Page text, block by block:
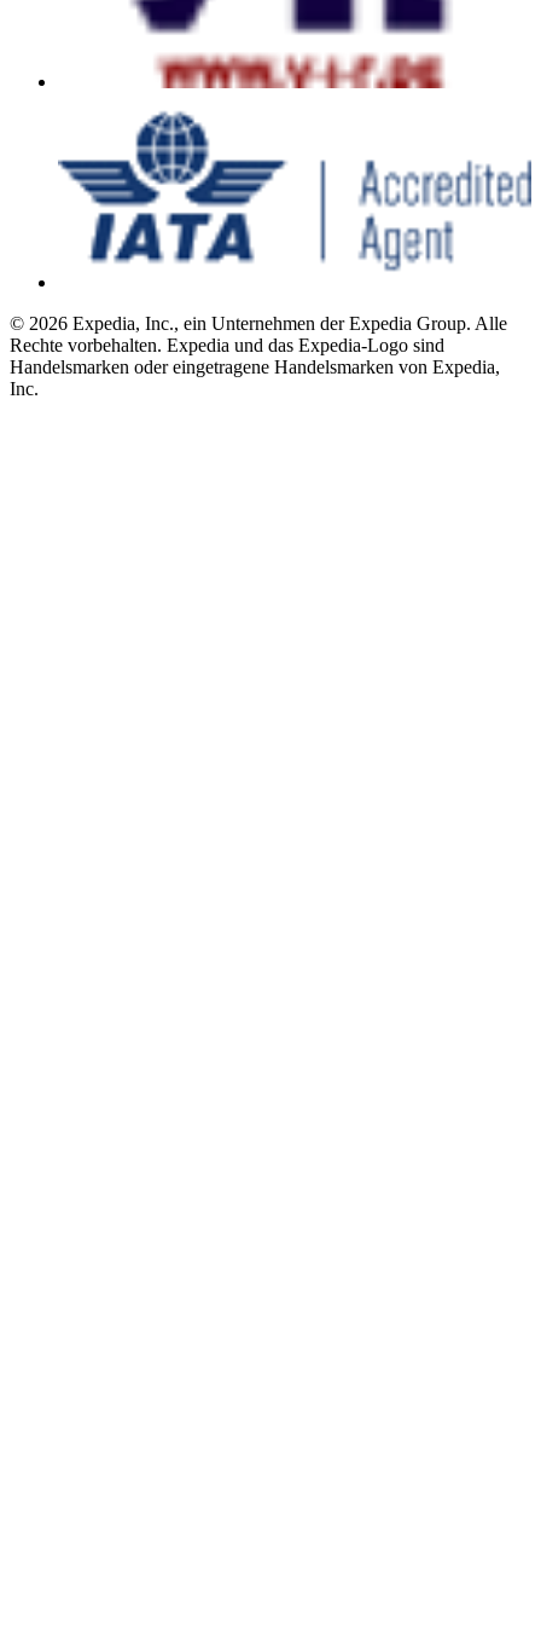
© 2026 Expedia, Inc., ein Unternehmen der Expedia Group. Alle
Rechte vorbehalten. Expedia und das Expedia-Logo sind
Handelsmarken oder eingetragene Handelsmarken von Expedia,
Inc.